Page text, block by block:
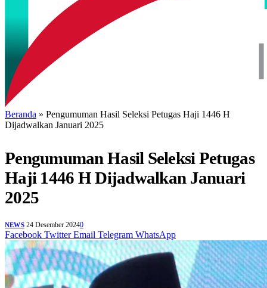
Beranda » Pengumuman Hasil Seleksi Petugas Haji 1446 H
Dijadwalkan Januari 2025
Pengumuman Hasil Seleksi Petugas
Haji 1446 H Dijadwalkan Januari
2025
NEWS 24 Desember 20240
Facebook Twitter Email Telegram WhatsApp